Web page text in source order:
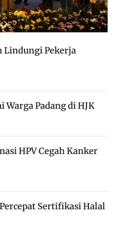
Lindungi Pekerja
Warga Padang di HJK
HPV Cegah Kanker
Sertifikasi Halal